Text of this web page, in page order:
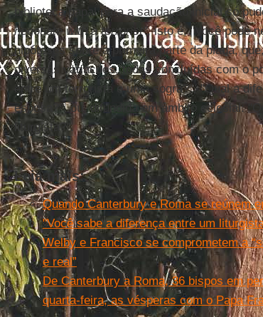
biblioteca papal para a saudação inicial só
negotiate with a terrorist", isto é, "Você pode
hipóteses sobre a primeira parte da piada,
diversas variações, todas concluídas com o
entre um terrorista e uma sogra?", "Qual a
esposa?", ou, difundida em âmbito eclesial:
liturgista?".
Leia mais:
Quando Canterbury e Roma se reúnem
"Você sabe a diferença entre um
Welby e Francisco se comprometem a
e real”
De Canterbury a Roma, 36 bispos em
quarta-feira, as vésperas com o Papa